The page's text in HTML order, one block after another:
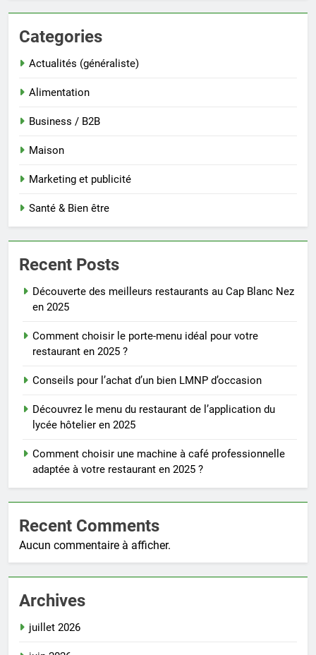
Categories
Actualités (généraliste)
Alimentation
Business / B2B
Maison
Marketing et publicité
Santé & Bien être
Recent Posts
Découverte des meilleurs restaurants au Cap Blanc Nez
en 2025
Comment choisir le porte-menu idéal pour votre
restaurant en 2025 ?
Conseils pour l’achat d’un bien LMNP d’occasion
Découvrez le menu du restaurant de l’application du
lycée hôtelier en 2025
Comment choisir une machine à café professionnelle
adaptée à votre restaurant en 2025 ?
Recent Comments
Aucun commentaire à afficher.
Archives
juillet 2026